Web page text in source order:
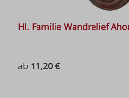
Hl. Familie Wandrelief
Regulärer Preis:
ab 11,20 €